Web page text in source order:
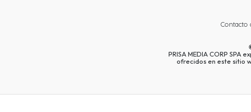
Contacto
PRISA MEDIA CORP
ofrecidos en este sitio